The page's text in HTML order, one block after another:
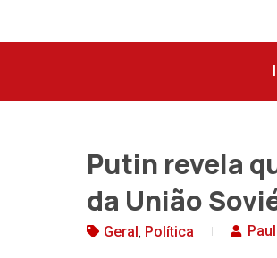
Putin revela
da União
Geral, Política